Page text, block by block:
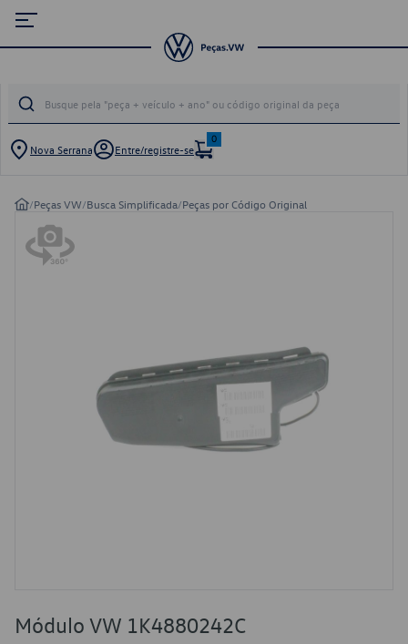
Nova Serrana Entre/registre-se
0
/Peças VW/Busca Simplificada/Peças por Código Original
Módulo VW 1K4880242C